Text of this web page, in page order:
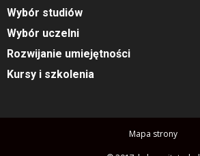
Wybór studiów
Wybór uczelni
Rozwijanie umiejętności
Kursy i szkolenia
Mapa strony